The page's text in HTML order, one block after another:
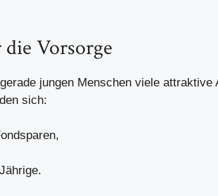
Vorsorge
jungen Menschen viele attraktive
sich: